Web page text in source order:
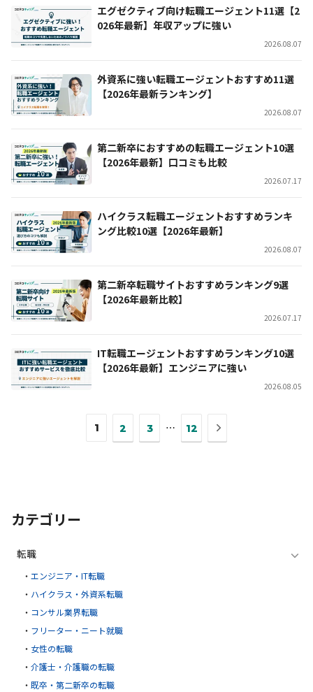
エグゼクティブ向け転職エージェント11選【2
026年最新】年収アップに強い
2026.08.07
外資系に強い転職エージェントおすすめ11選
【2026年最新ランキング】
2026.08.07
第二新卒におすすめの転職エージェント10選
【2026年最新】口コミも比較
2026.07.17
ハイクラス転職エージェントおすすめランキ
ング比較10選【2026年最新】
2026.08.07
第二新卒転職サイトおすすめランキング9選
【2026年最新比較】
2026.07.17
IT転職エージェントおすすめランキング10選
【2026年最新】エンジニアに強い
2026.08.05
1 2 3 ⋯ 12
次
カテゴリー
転職
エンジニア・IT転職
ハイクラス・外資系転職
コンサル業界転職
フリーター・ニート就職
女性の転職
介護士・介護職の転職
既卒・第二新卒の転職